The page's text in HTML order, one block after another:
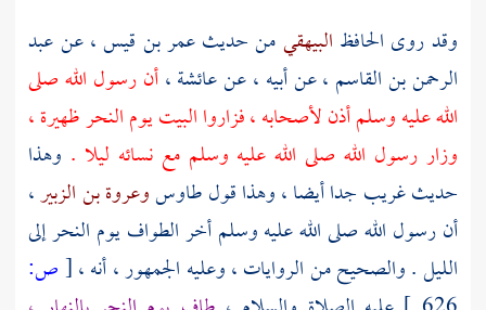
وقد روى الحافظ البيهقيمن حديثعمر بن قيس، عنعبد
الرحمن بن القاسم ، عن أبيه ، عنعائشة ،أن رسول الله صلى
الله عليه وسلم أذن لأصحابه ، فزارواالبيتيوم النحر ظهيرة ،
وزار رسول الله صلى الله عليه وسلم مع نسائه ليلا . وهذا
حديث غريب جدا أيضا ، وهذا قولطاوسوعروة بن الزبير،
أن رسول الله صلى الله عليه وسلم أخر الطواف يوم النحر إلى
الليل . والصحيح من الروايات ، وعليه الجمهور ، أنه ،[ص: